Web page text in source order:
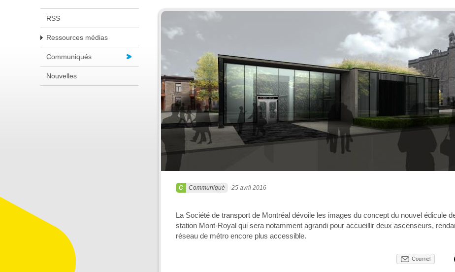
RSS
Ressources médias
Communiqués
Nouvelles
Communiqué 25 avril 2016
La Société de transport de Montréal dévoile les images du concept du nouvel édicule
station Mont-Royal qui sera notamment agrandi pour accueillir deux ascenseurs,
réseau de métro encore plus accessible.
Courriel